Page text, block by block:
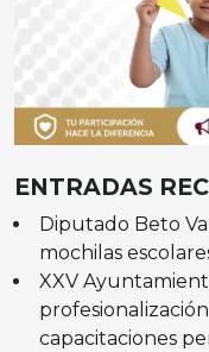
ENTRADAS
Diputado Beto
mochilas
XXV
capacitaciones